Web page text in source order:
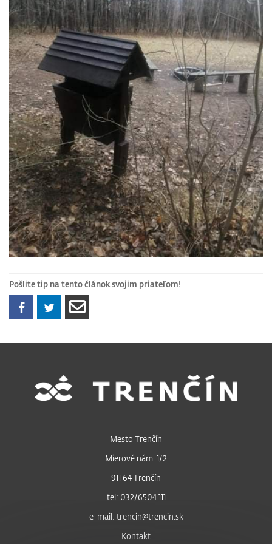
Pošlite tip na tento článok svojim priateľom!
Mesto Trenčín
Mierové nám. 1/2
911 64 Trenčín
tel: 032/6504 111
e-mail: trencin@trencin.sk
Kontakt